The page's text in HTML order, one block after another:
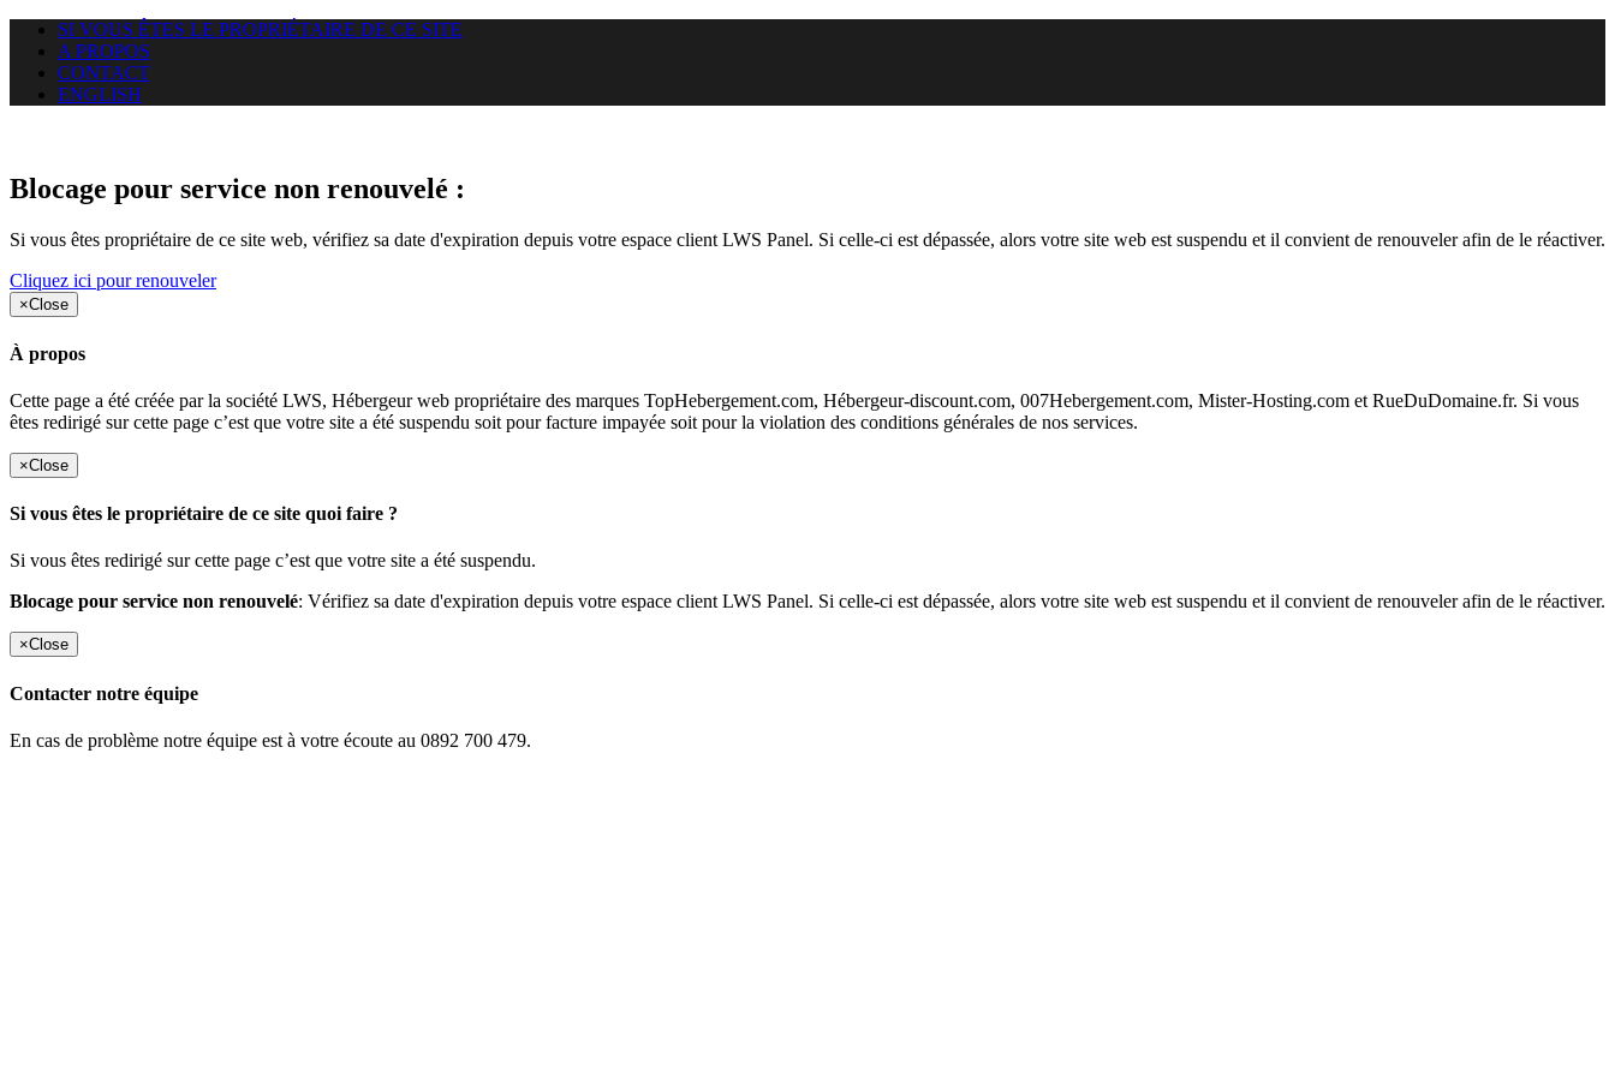
SI VOUS ÊTES LE PROPRIÉTAIRE DE CE SITE
A PROPOS
CONTACT
ENGLISH
Blocage pour service non renouvelé :
Si vous êtes propriétaire de ce site web, vérifiez sa date d'expiration depuis votre espace client LWS Panel. Si celle-ci est dépassée, alors votre site web est suspendu et il convient de renouveler afin de le réactiver.
Cliquez ici pour renouveler
×Close
À propos
Cette page a été créée par la société LWS, Hébergeur web propriétaire des marques TopHebergement.com, Hébergeur-discount.com, 007Hebergement.com, Mister-Hosting.com et RueDuDomaine.fr. Si vous
êtes redirigé sur cette page c’est que votre site a été suspendu soit pour facture impayée soit pour la violation des conditions générales de nos services.
×Close
Si vous êtes le propriétaire de ce site quoi faire ?
Si vous êtes redirigé sur cette page c’est que votre site a été suspendu.
Blocage pour service non renouvelé: Vérifiez sa date d'expiration depuis votre espace client LWS Panel. Si celle-ci est dépassée, alors votre site web est suspendu et il convient de renouveler afin de le réactiver.
×Close
Contacter notre équipe
En cas de problème notre équipe est à votre écoute au 0892 700 479.